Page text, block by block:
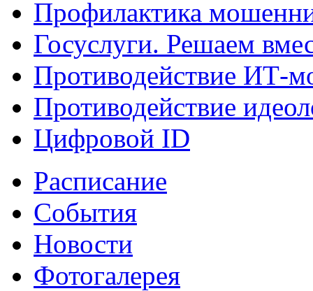
Профилактика
Госуслуги. Решаем
Противодействие ИТ-
Противодействие
Цифровой ID
Расписание
События
Новости
Фотогалерея